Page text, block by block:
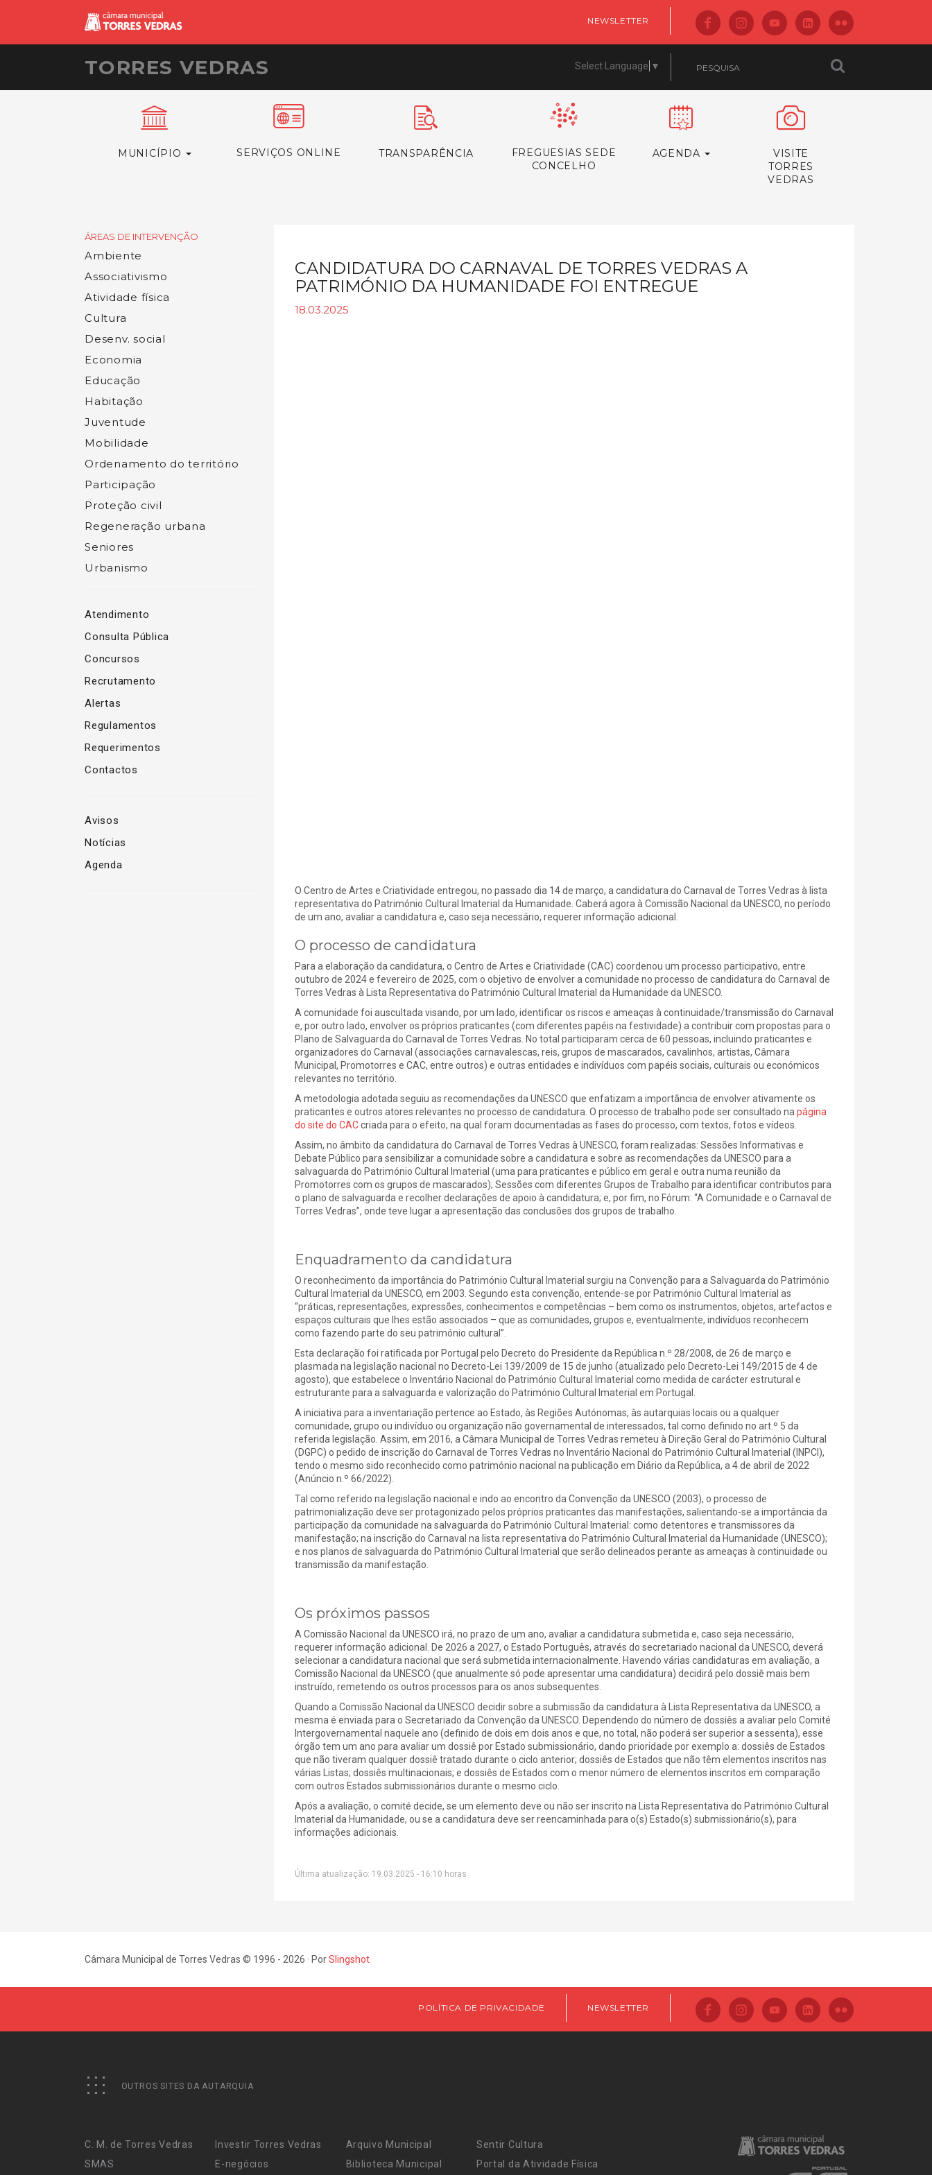
NEWSLETTER
TORRES VEDRAS Select Language ▼
MUNICÍPIO SERVIÇOS ONLINE TRANSPARÊNCIA
FREGUESIAS SEDE
CONCELHO
AGENDA
VISITE
TORRES
VEDRAS
ÁREAS DE INTERVENÇÃO
Ambiente
Associativismo
Atividade física
Cultura
Desenv. social
Economia
Educação
Habitação
Juventude
Mobilidade
Ordenamento do território
Participação
Proteção civil
Regeneração urbana
Seniores
Urbanismo
Atendimento
Consulta Pública
Concursos
Recrutamento
Alertas
Regulamentos
Requerimentos
Contactos
Avisos
Notícias
Agenda
CANDIDATURA DO CARNAVAL DE TORRES VEDRAS A
PATRIMÓNIO DA HUMANIDADE FOI ENTREGUE
18.03.2025
O Centro de Artes e Criatividade entregou, no passado dia 14 de março, a candidatura do Carnaval de Torres Vedras à lista
representativa do Património Cultural Imaterial da Humanidade. Caberá agora à Comissão Nacional da UNESCO, no período
de um ano, avaliar a candidatura e, caso seja necessário, requerer informação adicional.
O processo de candidatura
Para a elaboração da candidatura, o Centro de Artes e Criatividade (CAC) coordenou um processo participativo, entre
outubro de 2024 e fevereiro de 2025, com o objetivo de envolver a comunidade no processo de candidatura do Carnaval de
Torres Vedras à Lista Representativa do Património Cultural Imaterial da Humanidade da UNESCO.
A comunidade foi auscultada visando, por um lado, identificar os riscos e ameaças à continuidade/transmissão do Carnaval
e, por outro lado, envolver os próprios praticantes (com diferentes papéis na festividade) a contribuir com propostas para o
Plano de Salvaguarda do Carnaval de Torres Vedras. No total participaram cerca de 60 pessoas, incluindo praticantes e
organizadores do Carnaval (associações carnavalescas, reis, grupos de mascarados, cavalinhos, artistas, Câmara
Municipal, Promotorres e CAC, entre outros) e outras entidades e indivíduos com papéis sociais, culturais ou económicos
relevantes no território.
A metodologia adotada seguiu as recomendações da UNESCO que enfatizam a importância de envolver ativamente os
praticantes e outros atores relevantes no processo de candidatura. O processo de trabalho pode ser consultado na página
do site do CACcriada para o efeito, na qual foram documentadas as fases do processo, com textos, fotos e vídeos.
Assim, no âmbito da candidatura do Carnaval de Torres Vedras à UNESCO, foram realizadas: Sessões Informativas e
Debate Público para sensibilizar a comunidade sobre a candidatura e sobre as recomendações da UNESCO para a
salvaguarda do Património Cultural Imaterial (uma para praticantes e público em geral e outra numa reunião da
Promotorres com os grupos de mascarados); Sessões com diferentes Grupos de Trabalho para identificar contributos para
o plano de salvaguarda e recolher declarações de apoio à candidatura; e, por fim, no Fórum: “A Comunidade e o Carnaval de
Torres Vedras”, onde teve lugar a apresentação das conclusões dos grupos de trabalho.
Enquadramento da candidatura
O reconhecimento da importância do Património Cultural Imaterial surgiu na Convenção para a Salvaguarda do Património
Cultural Imaterial da UNESCO, em 2003. Segundo esta convenção, entende-se por Património Cultural Imaterial as
“práticas, representações, expressões, conhecimentos e competências – bem como os instrumentos, objetos, artefactos e
espaços culturais que lhes estão associados – que as comunidades, grupos e, eventualmente, indivíduos reconhecem
como fazendo parte do seu património cultural”.
Esta declaração foi ratificada por Portugal pelo Decreto do Presidente da República n.º 28/2008, de 26 de março e
plasmada na legislação nacional no Decreto-Lei 139/2009 de 15 de junho (atualizado pelo Decreto-Lei 149/2015 de 4 de
agosto), que estabelece o Inventário Nacional do Património Cultural Imaterial como medida de carácter estrutural e
estruturante para a salvaguarda e valorização do Património Cultural Imaterial em Portugal.
A iniciativa para a inventariação pertence ao Estado, às Regiões Autónomas, às autarquias locais ou a qualquer
comunidade, grupo ou indivíduo ou organização não governamental de interessados, tal como definido no art.º 5 da
referida legislação. Assim, em 2016, a Câmara Municipal de Torres Vedras remeteu à Direção Geral do Património Cultural
(DGPC) o pedido de inscrição do Carnaval de Torres Vedras no Inventário Nacional do Património Cultural Imaterial (INPCI),
tendo o mesmo sido reconhecido como património nacional na publicação em Diário da República, a 4 de abril de 2022
(Anúncio n.º 66/2022).
Tal como referido na legislação nacional e indo ao encontro da Convenção da UNESCO (2003), o processo de
patrimonialização deve ser protagonizado pelos próprios praticantes das manifestações, salientando-se a importância da
participação da comunidade na salvaguarda do Património Cultural Imaterial: como detentores e transmissores da
manifestação; na inscrição do Carnaval na lista representativa do Património Cultural Imaterial da Humanidade (UNESCO);
e nos planos de salvaguarda do Património Cultural Imaterial que serão delineados perante as ameaças à continuidade ou
transmissão da manifestação.
Os próximos passos
A Comissão Nacional da UNESCO irá, no prazo de um ano, avaliar a candidatura submetida e, caso seja necessário,
requerer informação adicional. De 2026 a 2027, o Estado Português, através do secretariado nacional da UNESCO, deverá
selecionar a candidatura nacional que será submetida internacionalmente. Havendo várias candidaturas em avaliação, a
Comissão Nacional da UNESCO (que anualmente só pode apresentar uma candidatura) decidirá pelo dossiê mais bem
instruído, remetendo os outros processos para os anos subsequentes.
Quando a Comissão Nacional da UNESCO decidir sobre a submissão da candidatura à Lista Representativa da UNESCO, a
mesma é enviada para o Secretariado da Convenção da UNESCO. Dependendo do número de dossiês a avaliar pelo Comité
Intergovernamental naquele ano (definido de dois em dois anos e que, no total, não poderá ser superior a sessenta), esse
órgão tem um ano para avaliar um dossiê por Estado submissionário, dando prioridade por exemplo a: dossiês de Estados
que não tiveram qualquer dossiê tratado durante o ciclo anterior; dossiês de Estados que não têm elementos inscritos nas
várias Listas; dossiês multinacionais; e dossiês de Estados com o menor número de elementos inscritos em comparação
com outros Estados submissionários durante o mesmo ciclo.
Após a avaliação, o comité decide, se um elemento deve ou não ser inscrito na Lista Representativa do Património Cultural
Imaterial da Humanidade, ou se a candidatura deve ser reencaminhada para o(s) Estado(s) submissionário(s), para
informações adicionais.
Última atualização: 19.03.2025 - 16:10 horas
Câmara Municipal de Torres Vedras © 1996 - 2026 · PorSlingshot
POLÍTICA DE PRIVACIDADE NEWSLETTER
OUTROS SITES DA AUTARQUIA
C. M. de Torres Vedras
SMAS
Investir Torres Vedras
E-negócios
Arquivo Municipal
Biblioteca Municipal
Sentir Cultura
Portal da Atividade Física